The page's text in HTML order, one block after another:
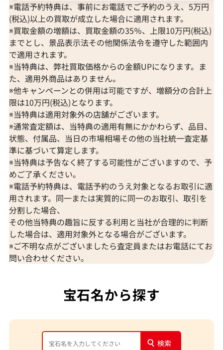
※電話予約特典は、事前にお電話でご予約のうえ、5万円
(税込)以上の買取が成立した場合に適用されます。
※買取金額の増額は、買取金額の35％、上限10万円(税込)
までとし、景品表示法その他関係法令を遵守した範囲内
で適用されます。
※当特典は、弊社買取価格からの金額UPになります。ま
た、適用外商品はありません。
※他キャンペーンとの併用は可能ですが、増額分の合計上
限は10万円(税込)となります。
※当特典は適用対象外の店舗がございます。
※通常査定額は、当特典の適用有無にかかわらず、品目、
状態、付属品、当日の市場相場その他の当社統一査定基
準に基づいて算定します。
※当特典は予告なく終了する可能性がございますので、予
めご了承ください。
※電話予約特典は、電話予約のうえ対象となるお取引に適
用されます。同一または実質的に同一のお取引、取引を
分割した場合、
その他当特典の趣旨に反する利用と当社が合理的に判断
した場合は、適用対象外となる場合がございます。
※ご不明な点がございましたら査定員またはお電話にてお
問い合わせください。
宝石名から探す
検索